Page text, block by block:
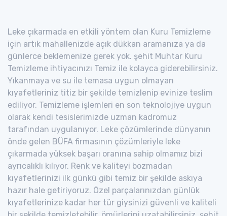
Leke çıkarmada en etkili yöntem olan Kuru Temizleme
için artık mahallenizde açık dükkan aramanıza ya da
günlerce beklemenize gerek yok. şehit Muhtar Kuru
Temizleme ihtiyacınızı Temiz ile kolayca giderebilirsiniz.
Yıkanmaya ve su ile temasa uygun olmayan
kıyafetleriniz titiz bir şekilde temizlenip evinize teslim
ediliyor. Temizleme işlemleri en son teknolojiye uygun
olarak kendi tesislerimizde uzman kadromuz
tarafından uygulanıyor. Leke çözümlerinde dünyanın
önde gelen BÜFA firmasının çözümleriyle leke
çıkarmada yüksek başarı oranına sahip olmamız bizi
ayrıcalıklı kılıyor. Renk ve kaliteyi bozmadan
kıyafetlerinizi ilk günkü gibi temiz bir şekilde askıya
hazır hale getiriyoruz. Özel parçalarınızdan günlük
kıyafetlerinize kadar her tür giysinizi güvenli ve kaliteli